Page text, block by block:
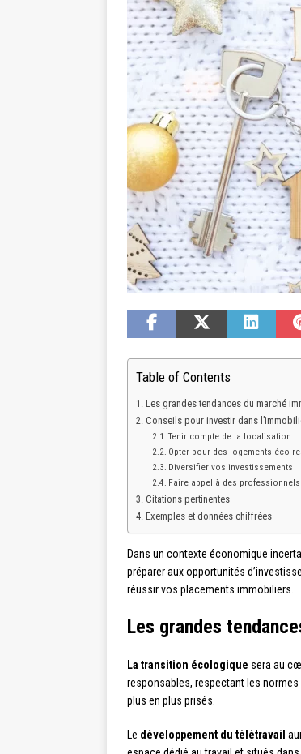
Table of Contents
Les grandes tendances du marché
Conseils pour investir dans
Tenir compte de la localisation
Opter pour des logements éco-
Diversifier vos investissements
Faire appel à des professionnels
Citations pertinentes
Exemples et données chiffrées
Dans un contexte économique
préparer aux opportunités
réussir vos placements immobiliers.
Les grandes
La transition écologique sera au
responsables, respectant les
plus en plus prisés.
Le développement du télétravail